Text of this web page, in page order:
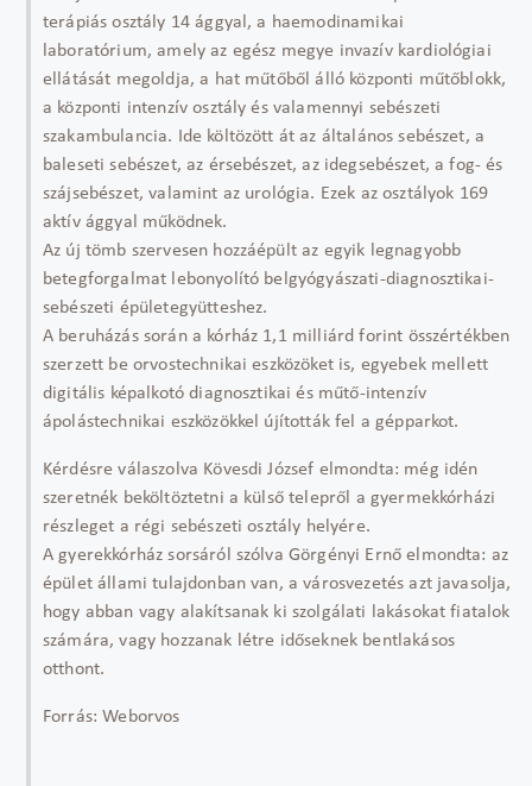
terápiás osztály 14 ággyal, a haemodinamikai
laboratórium, amely az egész megye invazív kardiológiai
ellátását megoldja, a hat műtőből álló központi műtőblokk,
a központi intenzív osztály és valamennyi sebészeti
szakambulancia. Ide költözött át az általános sebészet, a
baleseti sebészet, az érsebészet, az idegsebészet, a fog- és
szájsebészet, valamint az urológia. Ezek az osztályok 169
aktív ággyal működnek.
Az új tömb szervesen hozzáépült az egyik legnagyobb
betegforgalmat lebonyolító belgyógyászati-diagnosztikai-
sebészeti épületegyütteshez.
A beruházás során a kórház 1,1 milliárd forint összértékben
szerzett be orvostechnikai eszközöket is, egyebek mellett
digitális képalkotó diagnosztikai és műtő-intenzív
ápolástechnikai eszközökkel újították fel a gépparkot.
Kérdésre válaszolva Kövesdi József elmondta: még idén
szeretnék beköltöztetni a külső telepről a gyermekkórházi
részleget a régi sebészeti osztály helyére.
A gyerekkórház sorsáról szólva Görgényi Ernő elmondta: az
épület állami tulajdonban van, a városvezetés azt javasolja,
hogy abban vagy alakítsanak ki szolgálati lakásokat fiatalok
számára, vagy hozzanak létre időseknek bentlakásos
otthont.
Forrás: Weborvos